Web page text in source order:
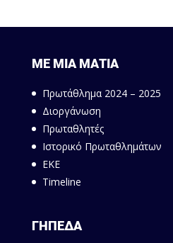
ΜΕ ΜΙΑ ΜΑΤΙΑ
Πρωτάθλημα 2024 – 2025
Διοργάνωση
Πρωταθλητές
Ιστορικό Πρωταθλημάτων
ΕΚΕ
Timeline
ΓΗΠΕΔΑ